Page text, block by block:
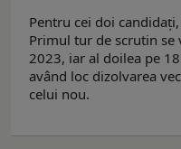
Pentru cei doi
Primul tur de scrutin se
2023, iar al doilea pe
având loc dizolvarea
celui nou.